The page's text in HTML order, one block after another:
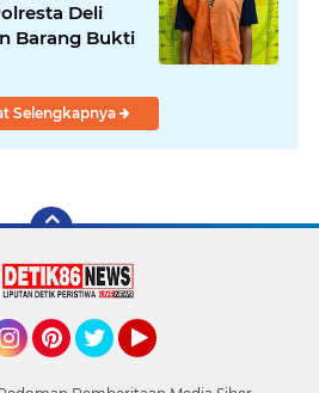
Deli
Barang Bukti
Selengkapnya